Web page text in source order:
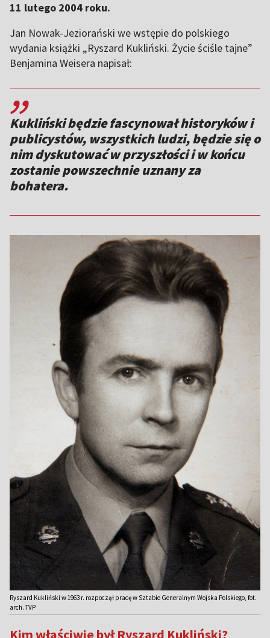
11 lutego 2004 roku.
Jan Nowak-Jeziorański we wstępie do polskiego
wydania książki „Ryszard Kukliński. Życie ściśle tajne”
Benjamina Weisera napisał:
,,
Kukliński będzie fascynował historyków i
publicystów, wszystkich ludzi, będzie się o
nim dyskutować w przyszłości i w końcu
zostanie powszechnie uznany za
bohatera.
Ryszard Kukliński w 1963 r. rozpoczął pracę w Sztabie Generalnym Wojska Polskiego, fot.
arch. TVP
Kim właściwie był Ryszard Kukliński?